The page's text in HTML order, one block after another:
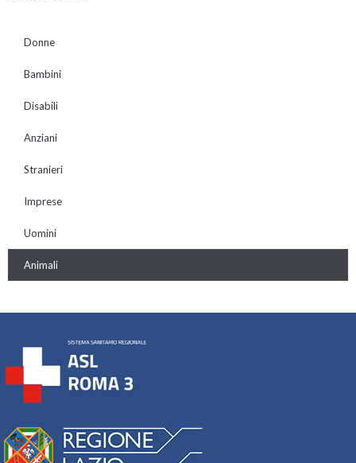
Donne
Bambini
Disabili
Anziani
Stranieri
Imprese
Uomini
Animali